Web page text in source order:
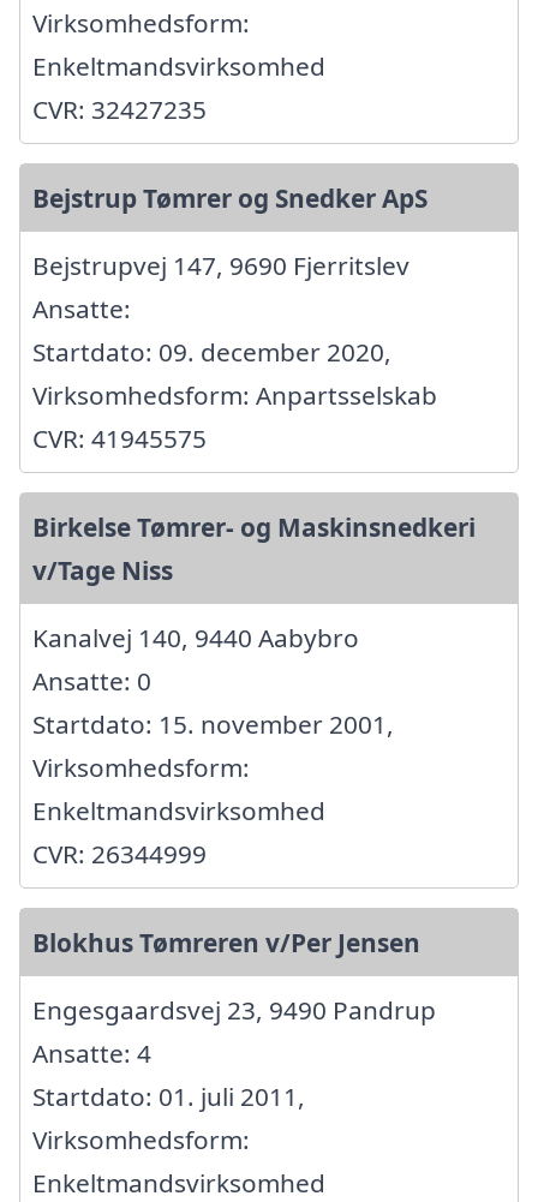
Virksomhedsform:
Enkeltmandsvirksomhed
CVR: 32427235
Bejstrup Tømrer og Snedker ApS
Bejstrupvej 147, 9690 Fjerritslev
Ansatte:
Startdato: 09. december 2020,
Virksomhedsform: Anpartsselskab
CVR: 41945575
Birkelse Tømrer- og Maskinsnedkeri
v/Tage Niss
Kanalvej 140, 9440 Aabybro
Ansatte: 0
Startdato: 15. november 2001,
Virksomhedsform:
Enkeltmandsvirksomhed
CVR: 26344999
Blokhus Tømreren v/Per Jensen
Engesgaardsvej 23, 9490 Pandrup
Ansatte: 4
Startdato: 01. juli 2011,
Virksomhedsform:
Enkeltmandsvirksomhed